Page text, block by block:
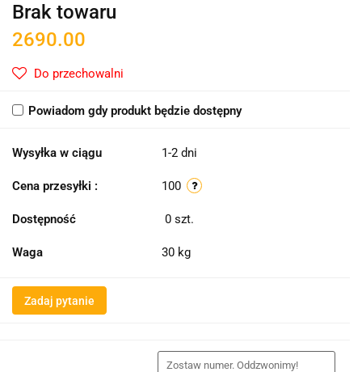
Brak towaru
2690.00
Do przechowalni
Powiadom gdy produkt będzie dostępny
Wysyłka w ciągu 1-2 dni
Cena przesyłki : 100
Dostępność 0 szt.
Waga 30 kg
Zadaj pytanie